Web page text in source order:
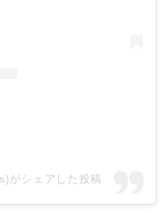
がシェアした投稿